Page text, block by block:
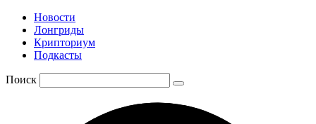
Новости
Лонгриды
Крипториум
Подкасты
Поиск